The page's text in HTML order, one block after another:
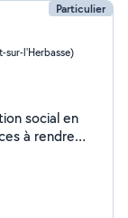
Particulier
sur-l'Herbasse)
social en
à rendre
J'ai aussi